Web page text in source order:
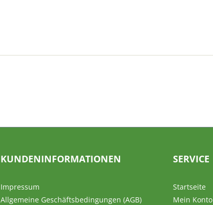
KUNDENINFORMATIONEN
Impressum
Allgemeine Geschäftsbedingungen (AGB)
SERVICE
Startseite
Mein Konto